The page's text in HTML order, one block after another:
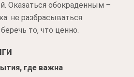
Оказаться обокраденным –
не разбрасываться
то, что ценно.
где важна